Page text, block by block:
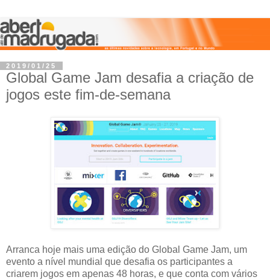
2019/01/25
Global Game Jam desafia a criação de
jogos este fim-de-semana
Arranca hoje mais uma edição do Global Game Jam, um
evento a nível mundial que desafia os participantes a
criarem jogos em apenas 48 horas, e que conta com vários